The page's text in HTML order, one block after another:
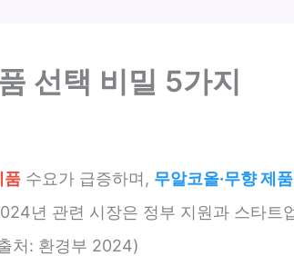
선택 비밀 5가지
품 수요가 급증하며, 무알코올·무향 제
년 관련 시장은 정부 지원과 스타트
처: 환경부 2024)